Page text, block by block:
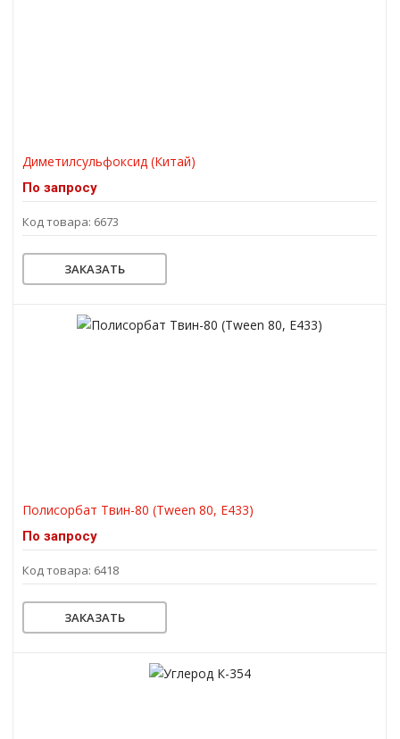
Диметилсульфоксид (Китай)
По запросу
Код товара: 6673
ЗАКАЗАТЬ
Полисорбат Твин-80 (Tween 80, Е433)
По запросу
Код товара: 6418
ЗАКАЗАТЬ